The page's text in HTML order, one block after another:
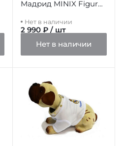
Мадрид MINIX Figure
Нет в наличии
2 990 ₽ / шт
Нет в наличии